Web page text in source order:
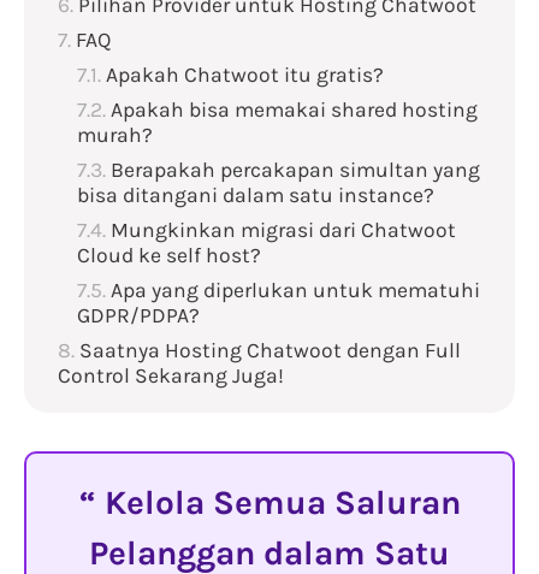
Pilihan Provider untuk Hosting Chatwoot
FAQ
Apakah Chatwoot itu gratis?
Apakah bisa memakai shared hosting
murah?
Berapakah percakapan simultan yang
bisa ditangani dalam satu instance?
Mungkinkan migrasi dari Chatwoot
Cloud ke self host?
Apa yang diperlukan untuk mematuhi
GDPR/PDPA?
Saatnya Hosting Chatwoot dengan Full
Control Sekarang Juga!
Kelola Semua Saluran
Pelanggan dalam Satu